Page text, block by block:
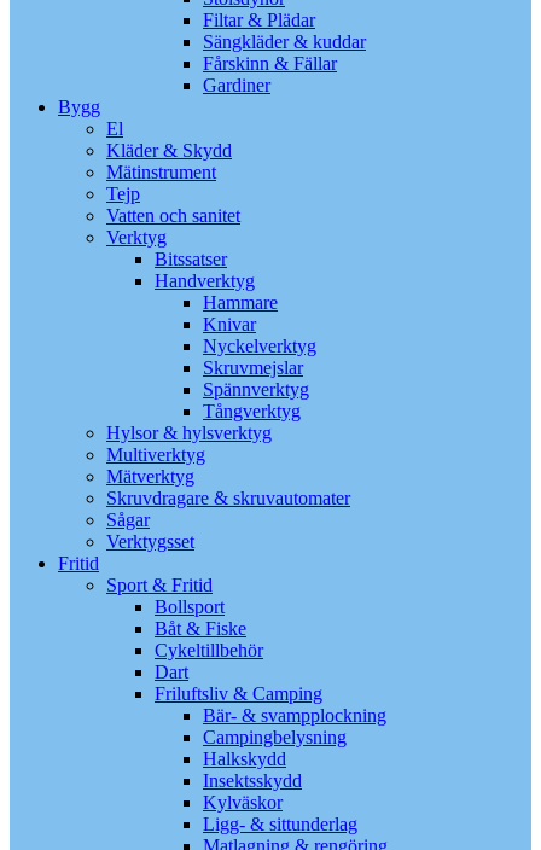
Filtar & Plädar
Sängkläder & kuddar
Fårskinn & Fällar
Gardiner
Bygg
El
Kläder & Skydd
Mätinstrument
Tejp
Vatten och sanitet
Verktyg
Bitssatser
Handverktyg
Hammare
Knivar
Nyckelverktyg
Skruvmejslar
Spännverktyg
Tångverktyg
Hylsor & hylsverktyg
Multiverktyg
Mätverktyg
Skruvdragare & skruvautomater
Sågar
Verktygsset
Fritid
Sport & Fritid
Bollsport
Båt & Fiske
Cykeltillbehör
Dart
Friluftsliv & Camping
Bär- & svampplockning
Campingbelysning
Halkskydd
Insektsskydd
Kylväskor
Ligg- & sittunderlag
Matlagning & rengöring